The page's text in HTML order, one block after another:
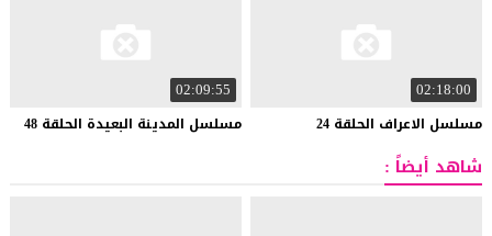
02:18:00
مسلسل الاعراف الحلقة 24
02:09:55
مسلسل المدينة البعيدة الحلقة 48
شاهد أيضاً :